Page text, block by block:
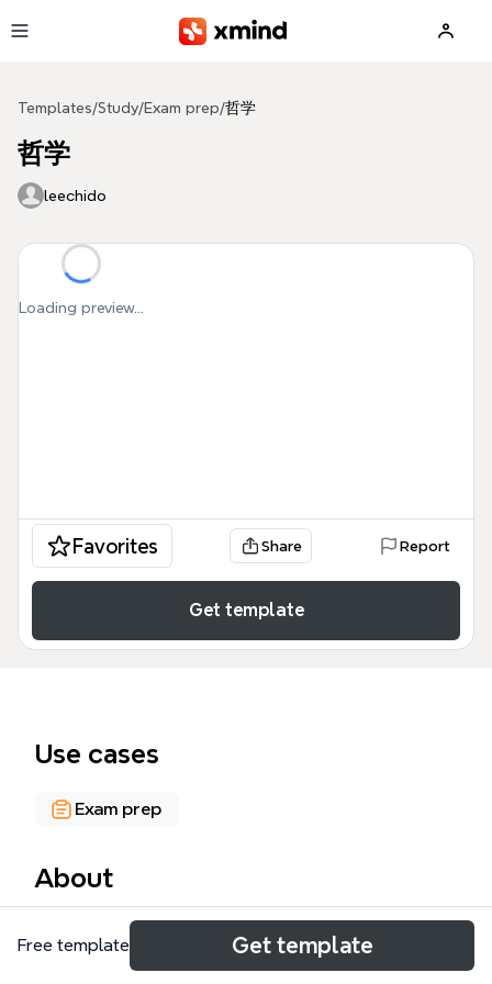
Templates/Study/Exam prep/哲学
哲学
leechido
Loading preview...
Favorites Share Report
Get template
Use cases
Exam prep
About
哲学思维导图模板涵盖了辩证唯物主义和历史唯物主义
两大核心板块，共94个节点，系统梳理了高中政治哲
Free template Get template